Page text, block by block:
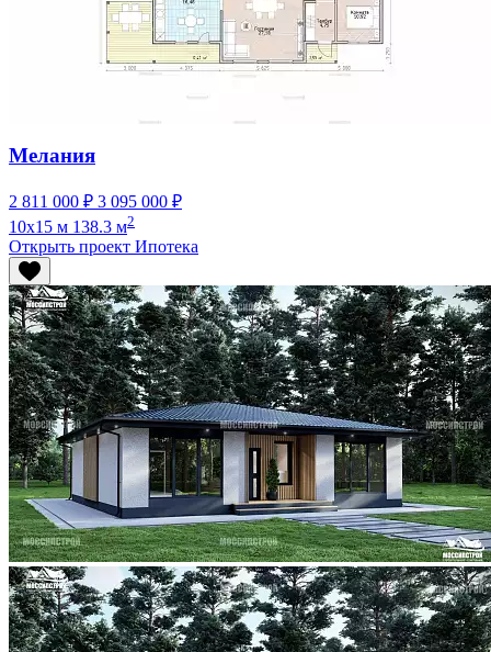
Мелания
2 811 000 ₽ 3 095 000 ₽
10x15 м 138.3 м2
Открыть проект Ипотека